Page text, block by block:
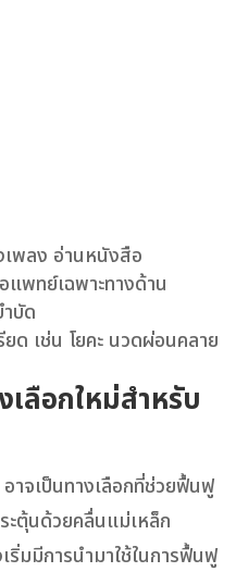
พลง อ่านหนังสือ
พทย์เฉพาะทางด้าน
บัด
ด เช่น โยคะ นวดผ่อนคลาย
ลือกใหม่สำหรับ
าจเป็นทางเลือกที่ช่วยฟื้นฟู
ะตุ้นด้วยคลื่นแม่เหล็ก
มมีการนำมาใช้ในการฟื้นฟู